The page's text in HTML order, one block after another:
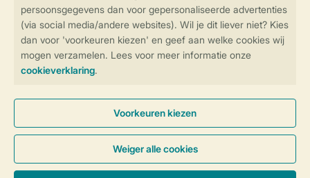
Controle over jouw gegevens &
Instellingen wijzigen
Veilige betaling
Algemene Voorwaarden Privacy Notice Cookies en banners